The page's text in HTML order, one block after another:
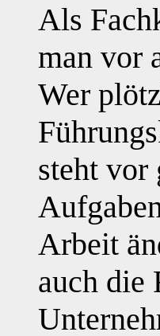
Als
man vor
Wer
steht vor
Arbeit
auch die